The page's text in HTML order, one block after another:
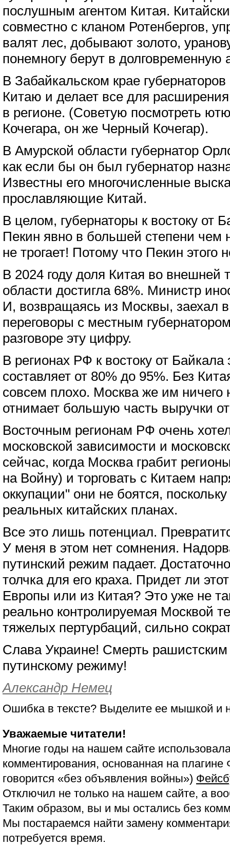
послушным агентом Китая.
совместно с кланом Ротенбергов,
валят лес, добывают золото,
понемногу берут в долговременную
В Забайкальском крае
Китаю и делает все для расширения
в регионе. (Советую посмотреть
Кочегара, он же Черный Кочегар).
В Амурской области губернатор
как если бы он был губернатор
Известны его многочисленные
прославляющие Китай.
В целом, губернаторы к востоку от
Пекин явно в большей степени чем
не трогает! Потому что Пекин этого
В 2024 году доля Китая во внешней
области достигла 68%. Министр
И, возвращаясь из Москвы, заехал
переговоры с местным
разговоре эту цифру.
В регионах РФ к востоку от Байкала
составляет от 80% до 95%. Без
совсем плохо. Москва же им ничего
отнимает большую часть выручки от
Восточным регионам РФ очень
московской зависимости и
сейчас, когда Москва грабит
на Войну) и торговать с Китаем
оккупации" они не боятся,
реальных китайских планах.
Все это лишь потенциал.
У меня в этом нет сомнения.
путинский режим падает.
толчка для его краха. Придет ли
Европы или из Китая? Это уже не
реально контролируемая Москвой
тяжелых пертурбаций, сильно
Слава Украине! Смерть рашистским
путинскому режиму!
Александр Немец
Ошибка в тексте? Выделите ее мышкой и
Уважаемые читатели!
Многие годы на нашем сайте
комментирования, основанная на
говорится «без объявления войны»)
Отключил не только на нашем сайте, а
Таким образом, вы и мы остались без
Мы постараемся найти замену
потребуется время.